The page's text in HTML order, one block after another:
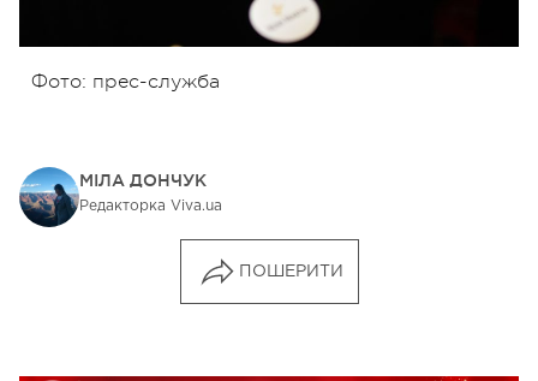
Фото: прес-служба
МІЛА ДОНЧУК
Редакторка Viva.ua
ПОШЕРИТИ